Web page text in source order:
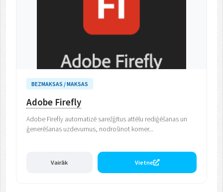
BEZMAKSAS / MAKSAS
Adobe Firefly
Adobe Firefly automatizē sarežģītus attēlu rediģēšanas un
ģenerēšanas uzdevumus, nodrošinot komer...
Vairāk Vietne